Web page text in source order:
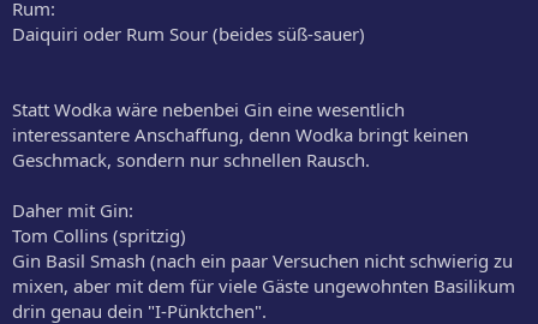
Rum:
Daiquiri oder Rum Sour (beides süß-sauer)
Statt Wodka wäre nebenbei Gin eine wesentlich
interessantere Anschaffung, denn Wodka bringt keinen
Geschmack, sondern nur schnellen Rausch.
Daher mit Gin:
Tom Collins (spritzig)
Gin Basil Smash (nach ein paar Versuchen nicht schwierig zu
mixen, aber mit dem für viele Gäste ungewohnten Basilikum
drin genau dein "I-Pünktchen".